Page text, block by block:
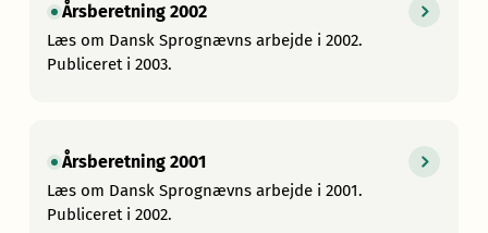
Årsberetning 2002
Læs om Dansk Sprognævns arbejde i 2002.
Publiceret i 2003.
Årsberetning 2001
Læs om Dansk Sprognævns arbejde i 2001.
Publiceret i 2002.